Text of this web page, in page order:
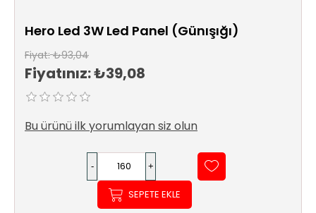
Sıhhi
Tesisat
Sistemleri
Ürün
Fiyatları
Hero Led 3W Led Panel (Günışığı)
Fiyat: ₺93,04
Fiyatınız:₺39,08
Bu ürünü ilk yorumlayan siz olun
SEPETE EKLE